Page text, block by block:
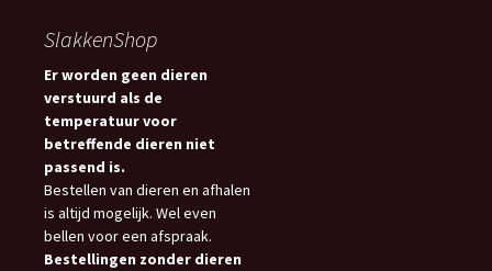
SlakkenShop
Er worden geen dieren
verstuurd als de
temperatuur voor
betreffende dieren niet
passend is.
Bestellen van dieren en afhalen
is altijd mogelijk. Wel even
bellen voor een afspraak.
Bestellingen zonder dieren